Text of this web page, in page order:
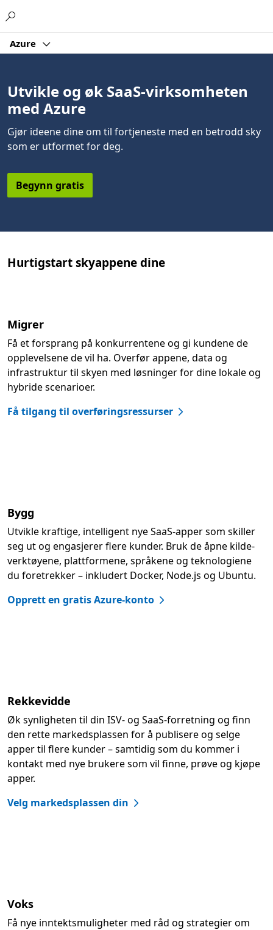
Azure
Utvikle og øk SaaS-virksomheten
med Azure
Gjør ideene dine om til fortjeneste med en betrodd sky
som er utformet for deg.
Begynn gratis
Hurtigstart skyappene dine
Migrer
Få et forsprang på konkurrentene og gi kundene de
opplevelsene de vil ha. Overfør appene, data og
infrastruktur til skyen med løsninger for dine lokale og
hybride scenarioer.
Få tilgang til overføringsressurser
Bygg
Utvikle kraftige, intelligent nye SaaS-apper som skiller
seg ut og engasjerer flere kunder. Bruk de åpne kilde-
verktøyene, plattformene, språkene og teknologiene
du foretrekker – inkludert Docker, Node.js og Ubuntu.
Opprett en gratis Azure-konto
Rekkevidde
Øk synligheten til din ISV- og SaaS-forretning og finn
den rette markedsplassen for å publisere og selge
apper til flere kunder – samtidig som du kommer i
kontakt med nye brukere som vil finne, prøve og kjøpe
apper.
Velg markedsplassen din
Voks
Få nye inntektsmuligheter med råd og strategier om